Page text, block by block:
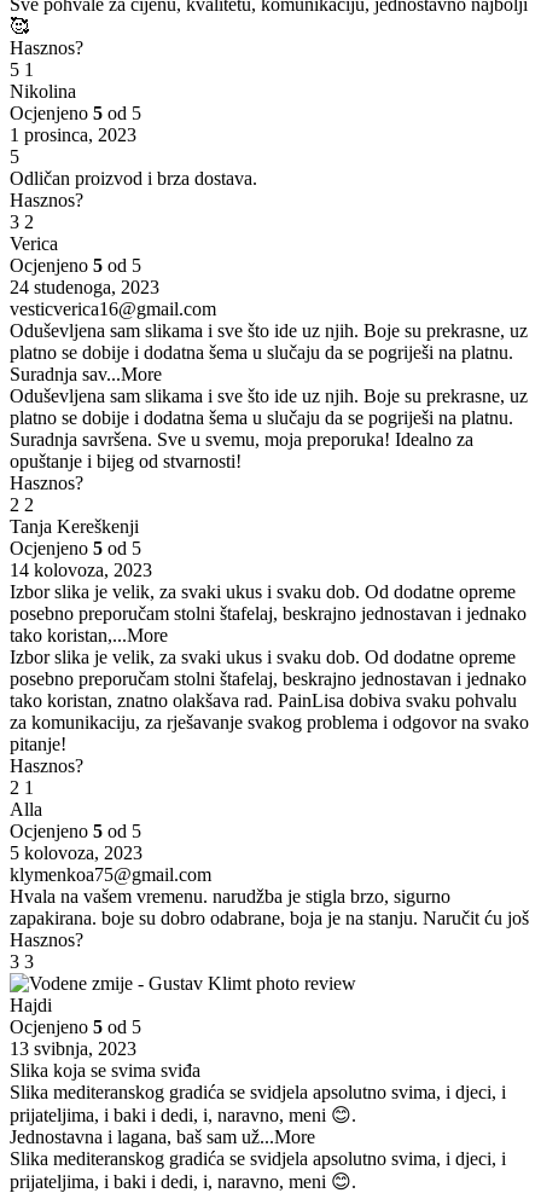
🥰
Hasznos?
5 1
Nikolina
Ocjenjeno 5 od 5
1 prosinca, 2023
5
Odličan proizvod i brza dostava.
Hasznos?
3 2
Verica
Ocjenjeno 5 od 5
24 studenoga, 2023
vesticverica16@gmail.com
Oduševljena sam slikama i sve što ide uz njih. Boje su prekrasne, uz
platno se dobije i dodatna šema u slučaju da se pogriješi na platnu.
Suradnja sav...More
Oduševljena sam slikama i sve što ide uz njih. Boje su prekrasne, uz
platno se dobije i dodatna šema u slučaju da se pogriješi na platnu.
Suradnja savršena. Sve u svemu, moja preporuka! Idealno za
opuštanje i bijeg od stvarnosti!
Hasznos?
2 2
Tanja Kereškenji
Ocjenjeno 5 od 5
14 kolovoza, 2023
Izbor slika je velik, za svaki ukus i svaku dob. Od dodatne opreme
posebno preporučam stolni štafelaj, beskrajno jednostavan i jednako
tako koristan,...More
Izbor slika je velik, za svaki ukus i svaku dob. Od dodatne opreme
posebno preporučam stolni štafelaj, beskrajno jednostavan i jednako
tako koristan, znatno olakšava rad. PainLisa dobiva svaku pohvalu
za komunikaciju, za rješavanje svakog problema i odgovor na svako
pitanje!
Hasznos?
2 1
Alla
Ocjenjeno 5 od 5
5 kolovoza, 2023
klymenkoa75@gmail.com
Hvala na vašem vremenu. narudžba je stigla brzo, sigurno
zapakirana. boje su dobro odabrane, boja je na stanju. Naručit ću još
Hasznos?
3 3
Hajdi
Ocjenjeno 5 od 5
13 svibnja, 2023
Slika koja se svima sviđa
Slika mediteranskog gradića se svidjela apsolutno svima, i djeci, i
prijateljima, i baki i dedi, i, naravno, meni 😊.
Jednostavna i lagana, baš sam už...More
Slika mediteranskog gradića se svidjela apsolutno svima, i djeci, i
prijateljima, i baki i dedi, i, naravno, meni 😊.